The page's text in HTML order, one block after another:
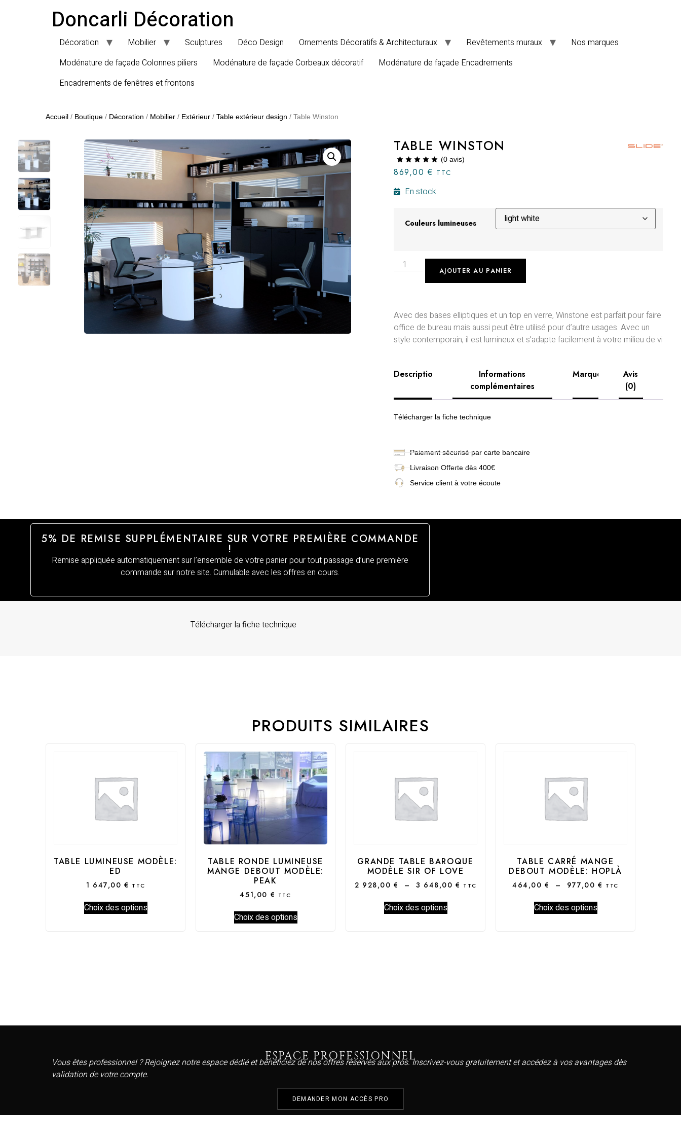
Doncarli Décoration
Décoration Mobilier Sculptures Déco Design Ornements Décoratifs & Architecturaux Revêtements muraux
Nos marques
Modénature de façade Colonnes piliers
Modénature de façade Corbeaux décoratif
Modénature de façade Encadrements
Encadrements de fenêtres et frontons
Accueil / Boutique / Décoration / Mobilier / Extérieur / Table extérieur design / Table Winston
TABLE WINSTON
(0avis)
869,00€ TTC
En stock
Couleurs lumineuses
AJOUTER AU PANIER
Avec des bases elliptiques et un top en verre, Winstone est parfait pour faire
office de bureau mais aussi peut être utilisé pour d’autre usages. Avec un
style contemporain, il est lumineux et s’adapte facilement à votre milieu de vi
Description
Informations
complémentaires
Marque
Avis
(0)
Télécharger la fiche technique
Paiement sécurisé par carte bancaire
LivraisonOfferte dès 400€
Service client à votre écoute
5% DE REMISE SUPPLÉMENTAIRE SUR VOTRE PREMIÈRE COMMANDE
!
Remise appliquée automatiquement sur l’ensemble de votre panier pour tout passage d’une première
commande sur notre site. Cumulable avec les offres en cours.
Télécharger la fiche technique
PRODUITS SIMILAIRES
TABLE LUMINEUSE MODÈLE:
ED
1 647,00€ TTC
Choix des options
TABLE RONDE LUMINEUSE
MANGE DEBOUT MODÈLE:
PEAK
451,00 € TTC
Choix des options
GRANDE TABLE BAROQUE
MODÈLE SIR OF LOVE
2 928,00€ – 3 648,00€ TTC
Choix des options
TABLE CARRÉ MANGE
DEBOUT MODÈLE: HOPLÀ
464,00€ – 977,00 € TTC
Choix des options
ESPACE PROFESSIONNEL
Vous êtes professionnel ? Rejoignez notre espace dédié et bénéficiez de nos offres réservés aux pros. Inscrivez-vous gratuitement et accédez à vos avantages dès
validation de votre compte.
DEMANDER MON ACCÈS PRO